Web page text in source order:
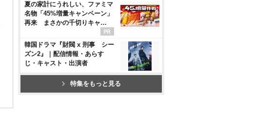
夏の家計にうれしい、ファミマ
名物「45%増量キャンペーン」
再来 まさかの千切りキャ…
韓国ドラマ『財閥 x 刑事 シー
ズン2』｜配信情報・あらす
じ・キャスト・出演者
特集をもっと見る